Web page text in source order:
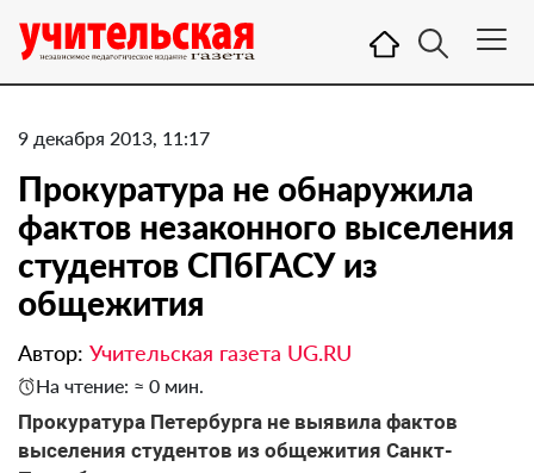
9 декабря 2013, 11:17
Прокуратура не обнаружила
фактов незаконного выселения
студентов СПбГАСУ из
общежития
Автор: Учительская газета UG.RU
На чтение: ≈ 0 мин.
Прокуратура Петербурга не выявила фактов
выселения студентов из общежития Санкт-